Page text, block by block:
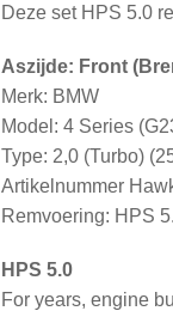
Deze set HPS 5.0
Aszijde: Front
Merk: BMW
Model: 4 Series
Type: 2,0 (Turbo)
Artikelnummer
Remvoering: HPS
HPS 5.0
For years, engine